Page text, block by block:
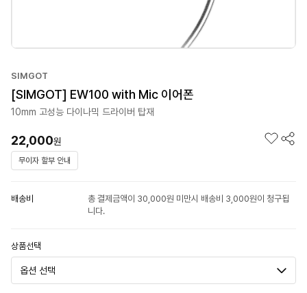
SIMGOT
[SIMGOT] EW100 with Mic 이어폰
10mm 고성능 다이나믹 드라이버 탑재
22,000원
무이자 할부 안내
배송비
총 결제금액이 30,000원 미만시 배송비 3,000원이 청구됩
니다.
상품선택